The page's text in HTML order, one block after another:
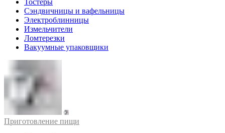
Сэндвичницы и вафельницы
Электроблинницы
Измельчители
Ломтерезки
Вакуумные упаковщики
Приготовление пищи